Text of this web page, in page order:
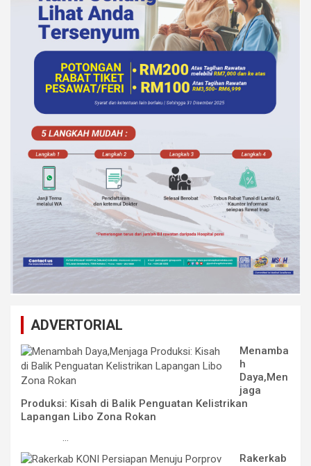
ADVERTORIAL
Menamba
h
Daya,Men
jaga
Produksi: Kisah di Balik Penguatan Kelistrikan
Lapangan Libo Zona Rokan
...
Rakerkab